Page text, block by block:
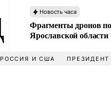
Новость часа
Фрагменты дронов
Ярославской области
РОССИЯ И США